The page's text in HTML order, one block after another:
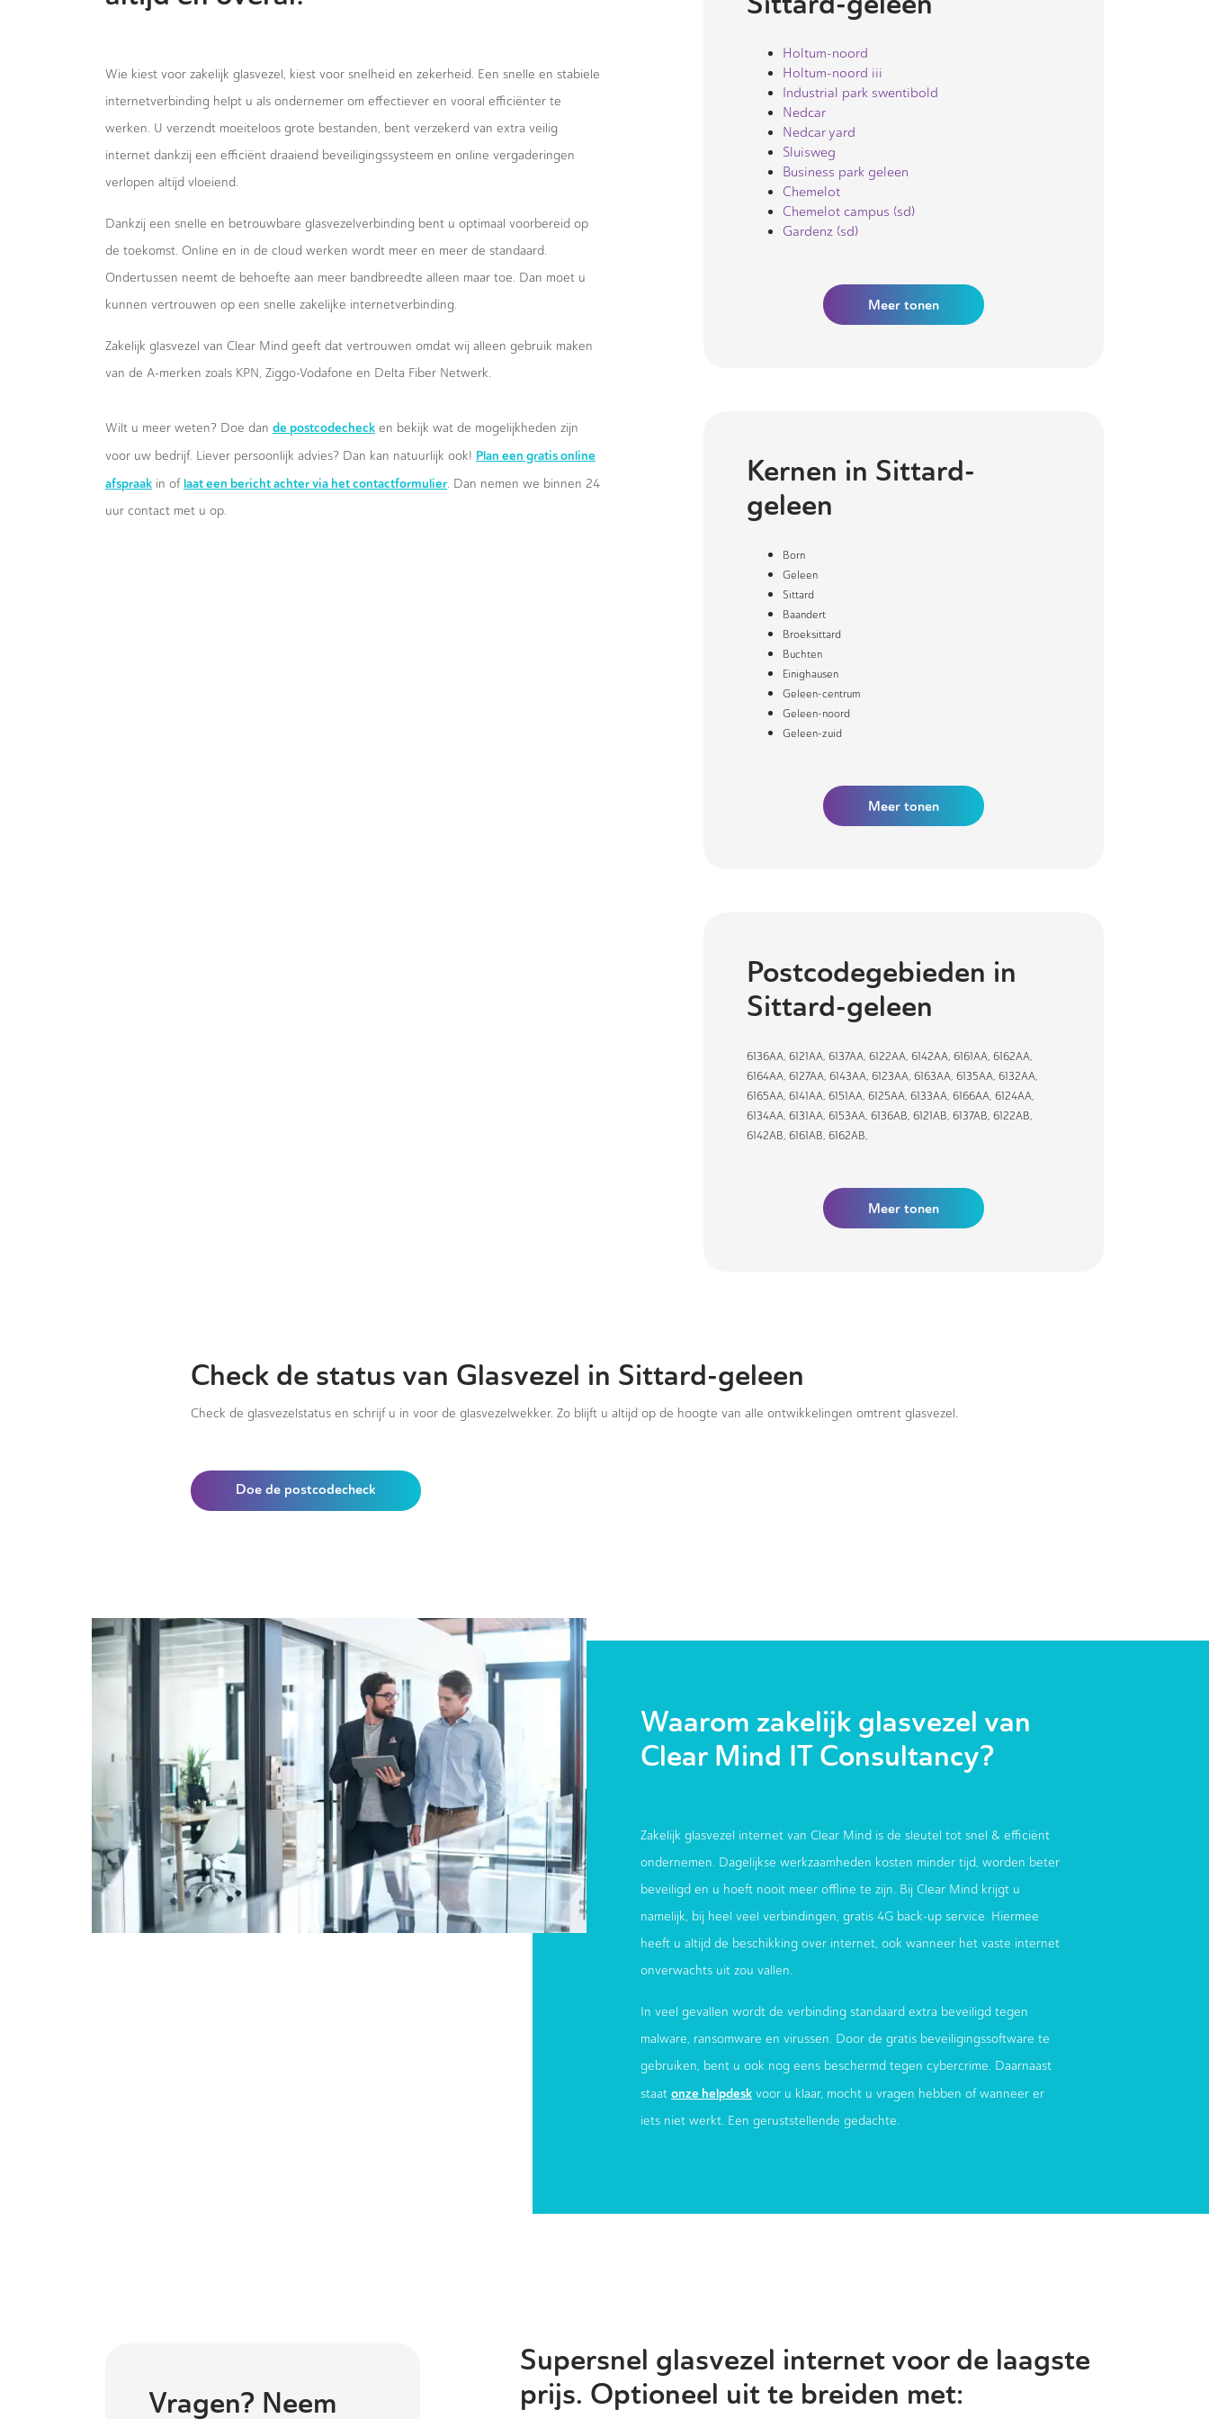
Wie kiest voor zakelijk glasvezel, kiest voor snelheid en zekerheid. Een snelle en stabiele
internetverbinding helpt u als ondernemer om effectiever en vooral efficiënter te
werken. U verzendt moeiteloos grote bestanden, bent verzekerd van extra veilig
internet dankzij een efficiënt draaiend beveiligingssysteem en online vergaderingen
verlopen altijd vloeiend.
Dankzij een snelle en betrouwbare glasvezelverbinding bent u optimaal voorbereid op
de toekomst. Online en in de cloud werken wordt meer en meer de standaard.
Ondertussen neemt de behoefte aan meer bandbreedte alleen maar toe. Dan moet u
kunnen vertrouwen op een snelle zakelijke internetverbinding.
Zakelijk glasvezel van Clear Mind geeft dat vertrouwen omdat wij alleen gebruik maken
van de A-merken zoals KPN, Ziggo-Vodafone en Delta Fiber Netwerk.
Wilt u meer weten? Doe dan de postcodecheck en bekijk wat de mogelijkheden zijn
voor uw bedrijf. Liever persoonlijk advies? Dan kan natuurlijk ook! Plan een gratis online
afspraak in of laat een bericht achter via het contactformulier. Dan nemen we binnen 24
uur contact met u op.
Holtum-noord
Holtum-noord iii
Industrial park swentibold
Nedcar
Nedcar yard
Sluisweg
Business park geleen
Chemelot
Chemelot campus (sd)
Gardenz (sd)
Meer tonen
Kernen in Sittard-
geleen
Born
Geleen
Sittard
Baandert
Broeksittard
Buchten
Einighausen
Geleen-centrum
Geleen-noord
Geleen-zuid
Meer tonen
Postcodegebieden in
Sittard-geleen
6136AA, 6121AA, 6137AA, 6122AA, 6142AA, 6161AA, 6162AA,
6164AA, 6127AA, 6143AA, 6123AA, 6163AA, 6135AA, 6132AA,
6165AA, 6141AA, 6151AA, 6125AA, 6133AA, 6166AA, 6124AA,
6134AA, 6131AA, 6153AA, 6136AB, 6121AB, 6137AB, 6122AB,
6142AB, 6161AB, 6162AB,
Meer tonen
Check de status van Glasvezel in Sittard-geleen
Check de glasvezelstatus en schrijf u in voor de glasvezelwekker. Zo blijft u altijd op de hoogte van alle ontwikkelingen omtrent glasvezel.
Doe de postcodecheck
Waarom zakelijk glasvezel van
Clear Mind IT Consultancy?
Zakelijk glasvezel internet van Clear Mind is de sleutel tot snel & efficiënt
ondernemen. Dagelijkse werkzaamheden kosten minder tijd, worden beter
beveiligd en u hoeft nooit meer offline te zijn. Bij Clear Mind krijgt u
namelijk, bij heel veel verbindingen, gratis 4G back-up service. Hiermee
heeft u altijd de beschikking over internet, ook wanneer het vaste internet
onverwachts uit zou vallen.
In veel gevallen wordt de verbinding standaard extra beveiligd tegen
malware, ransomware en virussen. Door de gratis beveiligingssoftware te
gebruiken, bent u ook nog eens beschermd tegen cybercrime. Daarnaast
staat onze helpdesk voor u klaar, mocht u vragen hebben of wanneer er
iets niet werkt. Een geruststellende gedachte.
Vragen? Neem
Supersnel glasvezel internet voor de laagste
prijs. Optioneel uit te breiden met: